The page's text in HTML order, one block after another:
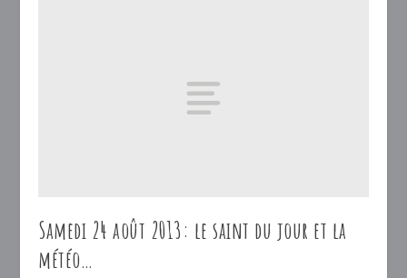
Samedi 24 août 2013: le saint du jour et la
météo…